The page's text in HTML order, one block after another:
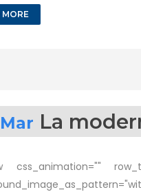
MORE
La
css_animation=""